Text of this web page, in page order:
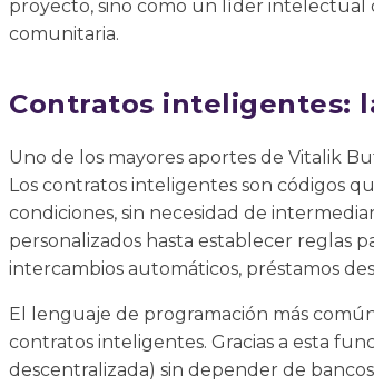
proyecto, sino como un líder intelectual
comunitaria.
Contratos inteligentes:
Uno de los mayores aportes de Vitalik
Los contratos inteligentes son códigos
condiciones, sin necesidad de
personalizados hasta establecer reglas
intercambios automáticos, préstamos
El lenguaje de programación más
contratos inteligentes. Gracias a esta
descentralizada) sin depender de